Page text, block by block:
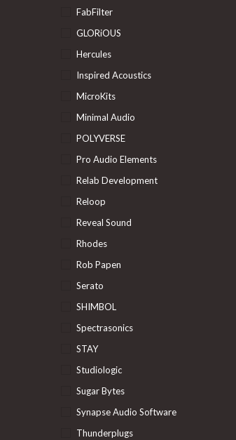
FabFilter
GLORiOUS
Hercules
Inspired Acoustics
MicroKits
Minimal Audio
POLYVERSE
Pro Audio Elements
Relab Development
Reloop
Reveal Sound
Rhodes
Rob Papen
Serato
SHIMBOL
Spectrasonics
STAY
Studiologic
Sugar Bytes
Synapse Audio Software
Thunderplugs